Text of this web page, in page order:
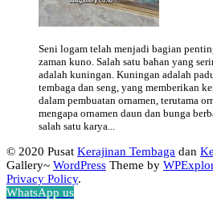
Seni logam telah menjadi bagian
zaman kuno. Salah satu bahan yang
adalah kuningan. Kuningan adalah
tembaga dan seng, yang memberikan
dalam pembuatan ornamen, terutama
mengapa ornamen daun dan bunga
salah satu karya...
© 2020 Pusat Kerajinan Tembaga dan
Gallery~ WordPress Theme by
Privacy Policy.
WhatsApp us